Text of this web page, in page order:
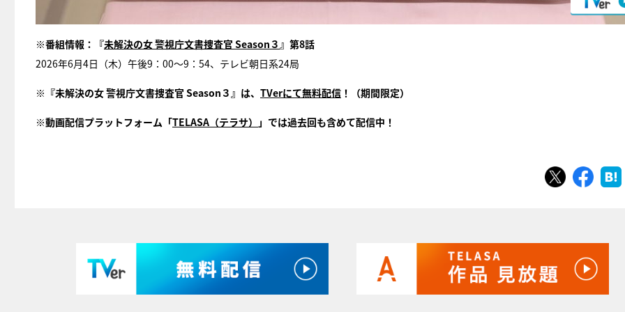
※番組情報：『未解決の女 警視庁文書捜査官 Season３』第8話
2026年6月4日（木）午後9：00～9：54、テレビ朝日系24局
※『未解決の女 警視庁文書捜査官 Season３』は、 TVerにて無料配信 ！（期間限定）
※動画配信プラットフォーム「TELASA（テラサ） 」では過去回も含めて配信中！
ツイートシェア